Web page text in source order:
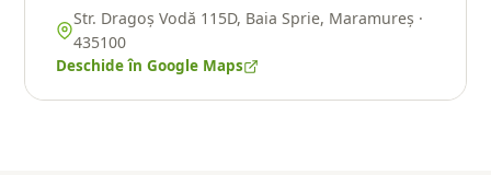
Str. Dragoș Vodă 115D, Baia Sprie, Maramureș ·
435100
Deschide în Google Maps